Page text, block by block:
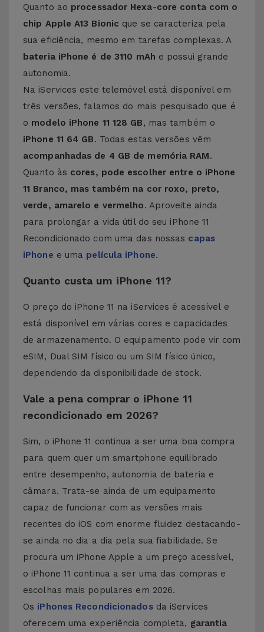
Quanto ao processador Hexa-core conta com o
chip Apple A13 Bionic que se caracteriza pela
sua eficiência, mesmo em tarefas complexas. A
bateria iPhone é de 3110 mAh e possui grande
autonomia.
Na iServices este telemóvel está disponível em
três versões, falamos do mais pesquisado que é
o modelo iPhone 11 128 GB, mas também o
iPhone 11 64 GB. Todas estas versões vêm
acompanhadas de 4 GB de memória RAM.
Quanto às cores, pode escolher entre o iPhone
11 Branco, mas também na cor roxo, preto,
verde, amarelo e vermelho. Aproveite ainda
para prolongar a vida útil do seu iPhone 11
Recondicionado com uma das nossas capas
iPhone e uma película iPhone.
Quanto custa um iPhone 11?
O preço do iPhone 11 na iServices é acessível e
está disponível em várias cores e capacidades
de armazenamento. O equipamento pode vir com
eSIM, Dual SIM físico ou um SIM físico único,
dependendo da disponibilidade de stock.
Vale a pena comprar o iPhone 11
recondicionado em 2026?
Sim, o iPhone 11 continua a ser uma boa compra
para quem quer um smartphone equilibrado
entre desempenho, autonomia de bateria e
câmara. Trata-se ainda de um equipamento
capaz de funcionar com as versões mais
recentes do iOS com enorme fluidez destacando-
se ainda no dia a dia pela sua fiabilidade. Se
procura um iPhone Apple a um preço acessível,
o iPhone 11 continua a ser uma das compras e
escolhas mais populares em 2026.
Os iPhones Recondicionadosda iServices
oferecem uma experiência completa, garantia